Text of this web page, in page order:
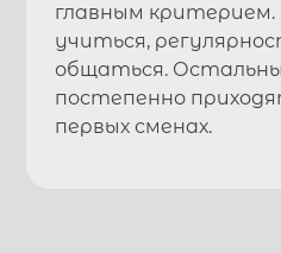
главным
учиться,
общаться.
постепенно
первых сменах.